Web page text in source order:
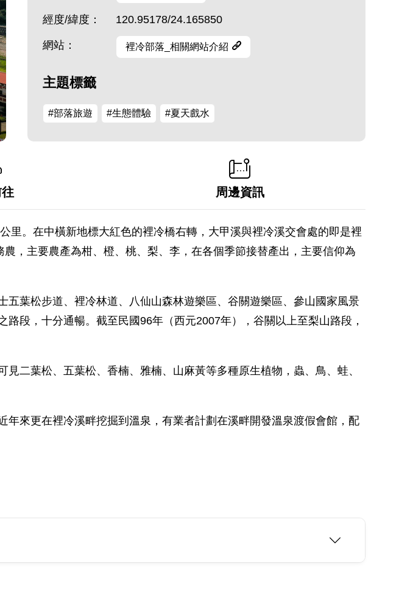
經度/緯度： 120.95178/24.165850
網站： 裡冷部落_相關網站介紹
主題標籤
#部落旅遊 #生態體驗 #夏天戲水
周邊資訊
里。在中橫新地標大紅色的裡冷橋右轉，大甲溪與裡冷溪交會處的即是裡
，主要農產為柑、橙、桃、梨、李，在各個季節接替產出，主要信仰為
葉松步道、裡冷林道、八仙山森林遊樂區、谷關遊樂區、參山國家風景
段，十分通暢。截至民國96年（西元2007年），谷關以上至梨山路段，
二葉松、五葉松、香楠、雅楠、山麻黃等多種原生植物，蟲、鳥、蛙、
來更在裡冷溪畔挖掘到溫泉，有業者計劃在溪畔開發溫泉渡假會館，配